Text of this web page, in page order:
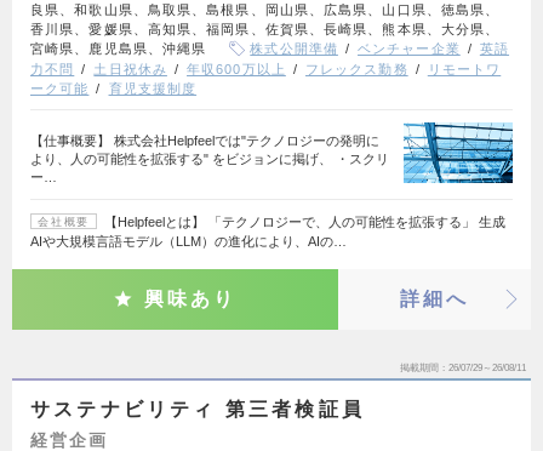
良県、和歌山県、鳥取県、島根県、岡山県、広島県、山口県、徳島県、
香川県、愛媛県、高知県、福岡県、佐賀県、長崎県、熊本県、大分県、
宮崎県、鹿児島県、沖縄県
株式公開準備 ベンチャー企業
英語
力不問
土日祝休み 年収600万以上 フレックス勤務
リモートワ
ーク可能
育児支援制度
【仕事概要】 株式会社Helpfeelでは"テクノロジーの発明に
より、人の可能性を拡張する" をビジョンに掲げ、 ・スクリ
ー…
会社概要
【Helpfeelとは】 「テクノロジーで、人の可能性を拡張する」 生成
AIや大規模言語モデル（LLM）の進化により、AIの…
興味あり 詳細へ
掲載期間 26/07/29～26/08/11
サステナビリティ 第三者検証員
経営企画